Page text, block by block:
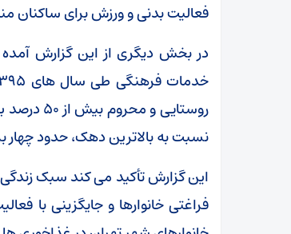
فعالیت بدنی و ورزش برای ساکنان
در بخش دیگری از این گزارش آمده
نسبت به بالاترین دهک، حدود چهار
این گزارش تأکید می کند سبک